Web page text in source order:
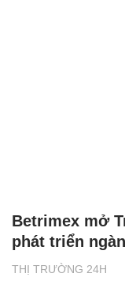
THỊ TRƯỜNG 24H
Betrimex mở
phát triển